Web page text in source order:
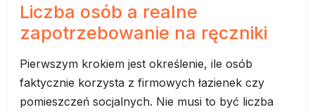
Liczba osób a realne
zapotrzebowanie na ręczniki
Pierwszym krokiem jest określenie, ile osób
faktycznie korzysta z firmowych łazienek czy
pomieszczeń socjalnych. Nie musi to być liczba